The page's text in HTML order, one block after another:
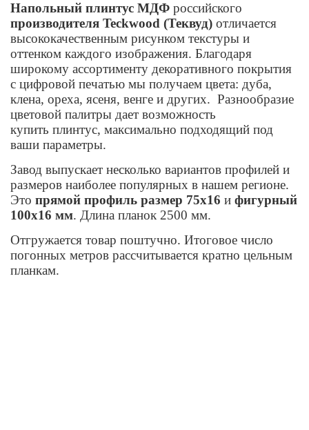
Напольный плинтус МДФ российского
производителя Teckwood (Теквуд) отличается
высококачественным рисунком текстуры и
оттенком каждого изображения. Благодаря
широкому ассортименту декоративного покрытия
с цифровой печатью мы получаем цвета: дуба,
клена, ореха, ясеня, венге и других. Разнообразие
цветовой палитры дает возможность
купить плинтус, максимально подходящий под
ваши параметры.
Завод выпускает несколько вариантов профилей и
размеров наиболее популярных в нашем регионе.
Это прямой профиль размер 75х16 и фигурный
100х16 мм. Длина планок 2500 мм.
Отгружается товар поштучно. Итоговое число
погонных метров рассчитывается кратно цельным
планкам.